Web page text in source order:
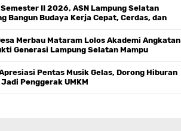
II 2026, ASN Lampung Selatan
Bangun Budaya Kerja Cepat, Cerdas, dan
Merbau Mataram Lolos Akademi Angkatan
Generasi Lampung Selatan Mampu
Pentas Musik Gelas, Dorong Hiburan
Penggerak UMKM